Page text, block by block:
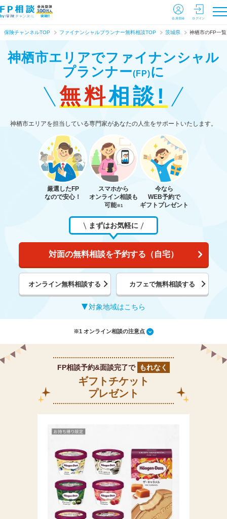
会員登録 ログイン
保険チャンネルTOP ファイナンシャルプランナー無料相談TOP 茨城県 神栖市のFP一覧
神栖市エリアでファイナンシャル
プランナー(FP)に
無料相談!
神栖市エリアを担当している専門家があなたの人生をサポートいたします。
厳選したFP
なので安心！
スマホから
オンライン相談も
可能※1
今なら
WEB予約で
ギフトプレゼント
まずはお気軽に
対面の無料相談を予約する（自宅）
オンライン無料相談する カフェで無料相談する
対象地域はこちら
※1 オンライン相談の注意点
FP相談予約&面談完了で もれなく
ギフトチケット
プレゼント